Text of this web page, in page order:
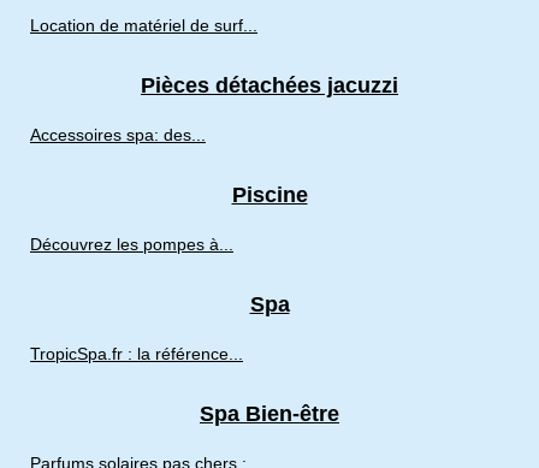
Location de matériel de surf...
Pièces détachées jacuzzi
Accessoires spa: des...
Piscine
Découvrez les pompes à...
Spa
TropicSpa.fr : la référence...
Spa Bien-être
Parfums solaires pas chers :...